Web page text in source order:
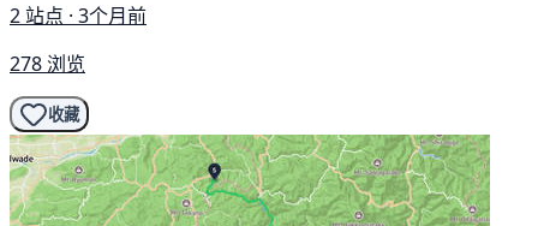
2 站点 · 3个月前
278 浏览
收藏